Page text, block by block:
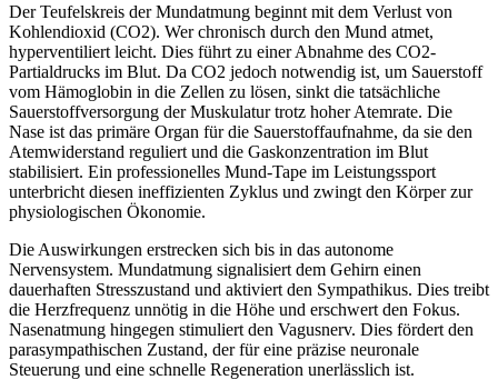
Der Teufelskreis der Mundatmung beginnt mit dem Verlust von
Kohlendioxid (CO2). Wer chronisch durch den Mund atmet,
hyperventiliert leicht. Dies führt zu einer Abnahme des CO2-
Partialdrucks im Blut. Da CO2 jedoch notwendig ist, um Sauerstoff
vom Hämoglobin in die Zellen zu lösen, sinkt die tatsächliche
Sauerstoffversorgung der Muskulatur trotz hoher Atemrate. Die
Nase ist das primäre Organ für die Sauerstoffaufnahme, da sie den
Atemwiderstand reguliert und die Gaskonzentration im Blut
stabilisiert. Ein professionelles Mund-Tape im Leistungssport
unterbricht diesen ineffizienten Zyklus und zwingt den Körper zur
physiologischen Ökonomie.
Die Auswirkungen erstrecken sich bis in das autonome
Nervensystem. Mundatmung signalisiert dem Gehirn einen
dauerhaften Stresszustand und aktiviert den Sympathikus. Dies treibt
die Herzfrequenz unnötig in die Höhe und erschwert den Fokus.
Nasenatmung hingegen stimuliert den Vagusnerv. Dies fördert den
parasympathischen Zustand, der für eine präzise neuronale
Steuerung und eine schnelle Regeneration unerlässlich ist.